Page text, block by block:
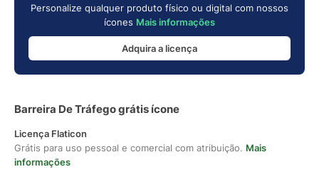
Personalize qualquer produto físico ou digital com nossos
ícones Mais informações
Adquira a licença
Barreira De Tráfego grátis ícone
Licença Flaticon
Grátis para uso pessoal e comercial com atribuição. Mais
informações